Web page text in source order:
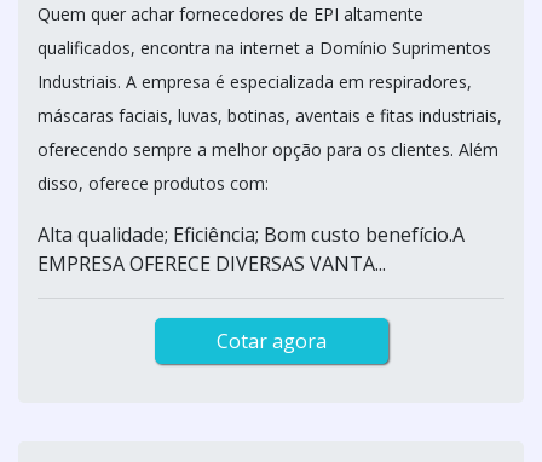
Quem quer achar fornecedores de EPI altamente
qualificados, encontra na internet a Domínio Suprimentos
Industriais. A empresa é especializada em respiradores,
máscaras faciais, luvas, botinas, aventais e fitas industriais,
oferecendo sempre a melhor opção para os clientes. Além
disso, oferece produtos com:
Alta qualidade; Eficiência; Bom custo benefício.A
EMPRESA OFERECE DIVERSAS VANTA...
Cotar agora